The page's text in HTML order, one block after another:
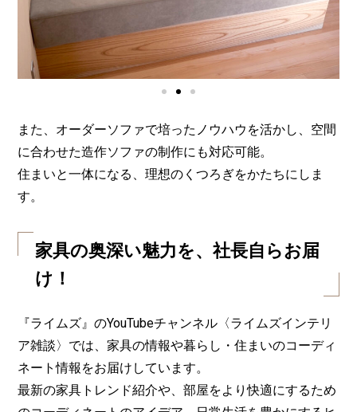
また、オーダーソファで培ったノウハウを活かし、空間
に合わせた造作ソファの制作にも対応可能。
住まいと一体になる、理想のくつろぎをかたちにしま
す。
家具の奥深い魅力を、社長自らお届
け！
『ライムズ』のYouTubeチャンネル〈ライムズインテリ
ア雑談〉では、家具の情報や暮らし・住まいのコーディ
ネート情報をお届けしています。
最新の家具トレンド紹介や、部屋をより快適にするため